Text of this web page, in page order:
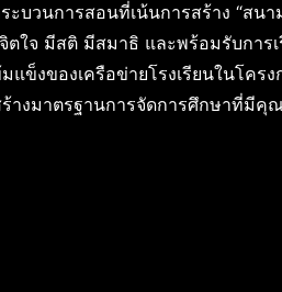
ะบวนการสอนที่เน้นการสร้าง “สน
ตใจ มีสติ มีสมาธิ และพร้อมรับการเ
ข็งของเครือข่ายโรงเรียนในโครง
างมาตรฐานการจัดการศึกษาที่มีคุ